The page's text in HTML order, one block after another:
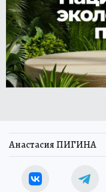
Анастасия ПИГИНА